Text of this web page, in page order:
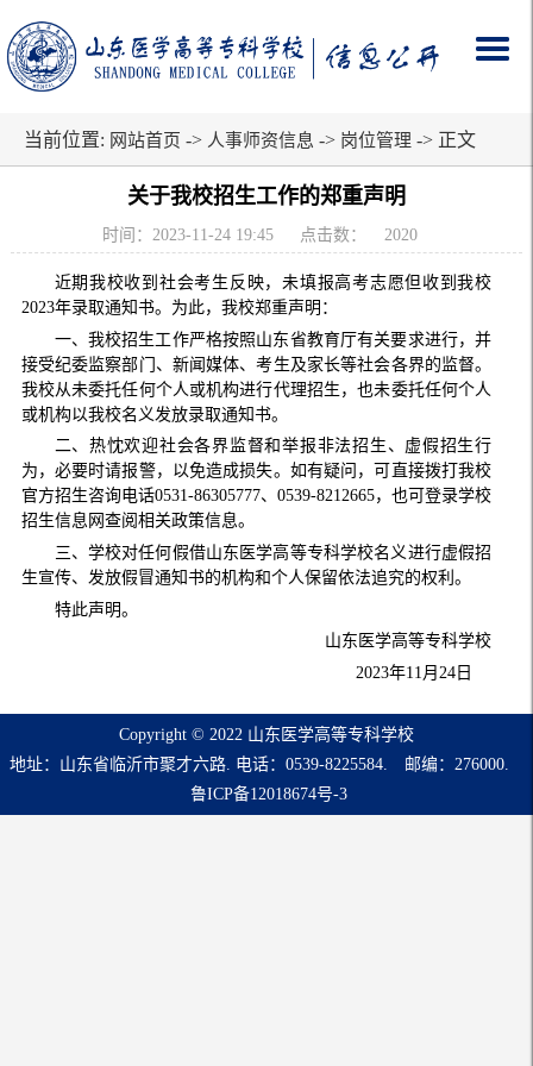
当前位置: 网站首页 -> 人事师资信息 -> 岗位管理 -> 正文
关于我校招生工作的郑重声明
时间：2023-11-24 19:45 点击数： 2020
近期我校收到社会考生反映，未填报高考志愿但收到我校
2023年录取通知书。为此，我校郑重声明：
一、我校招生工作严格按照山东省教育厅有关要求进行，并
接受纪委监察部门、新闻媒体、考生及家长等社会各界的监督。
我校从未委托任何个人或机构进行代理招生，也未委托任何个人
或机构以我校名义发放录取通知书。
二、热忱欢迎社会各界监督和举报非法招生、虚假招生行
为，必要时请报警，以免造成损失。如有疑问，可直接拨打我校
官方招生咨询电话0531-86305777、0539-8212665，也可登录学校
招生信息网查阅相关政策信息。
三、学校对任何假借山东医学高等专科学校名义进行虚假招
生宣传、发放假冒通知书的机构和个人保留依法追究的权利。
特此声明。
山东医学高等专科学校
2023年11月24日
Copyright © 2022 山东医学高等专科学校
地址：山东省临沂市聚才六路. 电话：0539-8225584. 邮编：276000.
鲁ICP备12018674号-3